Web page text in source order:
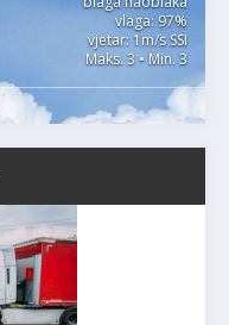
vlaga: 97%
vjetar: 1m/s SSI
Maks. 3 • Min. 3